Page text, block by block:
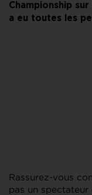
Championship
a eu toutes les
Rassurez-vous
pas un spectateur